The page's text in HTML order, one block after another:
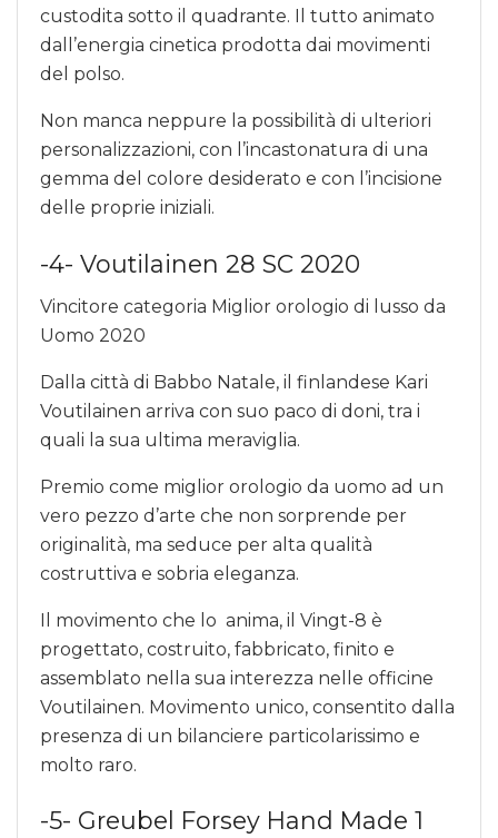
custodita sotto il quadrante. Il tutto animato
dall’energia cinetica prodotta dai movimenti
del polso.
Non manca neppure la possibilità di ulteriori
personalizzazioni, con l’incastonatura di una
gemma del colore desiderato e con l’incisione
delle proprie iniziali.
-4- Voutilainen 28 SC 2020
Vincitore categoria Miglior orologio di lusso da
Uomo 2020
Dalla città di Babbo Natale, il finlandese Kari
Voutilainen arriva con suo paco di doni, tra i
quali la sua ultima meraviglia.
Premio come miglior orologio da uomo ad un
vero pezzo d’arte che non sorprende per
originalità, ma seduce per alta qualità
costruttiva e sobria eleganza.
Il movimento che lo anima, il Vingt-8 è
progettato, costruito, fabbricato, finito e
assemblato nella sua interezza nelle officine
Voutilainen. Movimento unico, consentito dalla
presenza di un bilanciere particolarissimo e
molto raro.
-5- Greubel Forsey Hand Made 1